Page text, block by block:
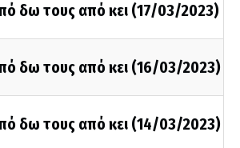
δω τους από κει (17/03/2023)
δω τους από κει (16/03/2023)
δω τους από κει (14/03/2023)